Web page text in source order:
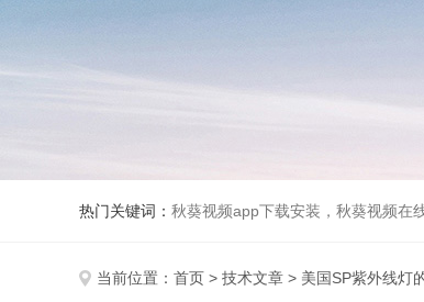
热门关键词： 秋葵视频app下载安装，秋葵视频在线
当前位置： 首页 > 技术文章 > 美国SP紫外线灯